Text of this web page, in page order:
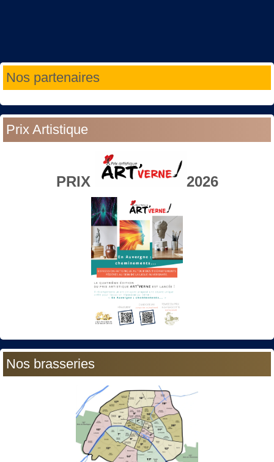
Nos partenaires
Prix Artistique
PRIX 2026
Nos brasseries
Année
précédente
Mois
précédent
Année
suivante
Mois
suivant